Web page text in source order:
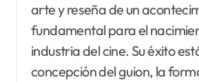
arte y reseña de un
fundamental para el
industria del cine. Su éxito
concepción del guion, la